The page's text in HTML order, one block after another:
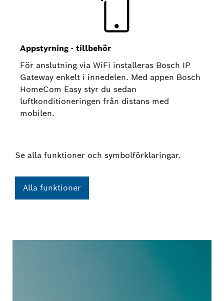
Appstyrning - tillbehör
För anslutning via WiFi installeras Bosch IP
Gateway enkelt i innedelen. Med appen Bosch
HomeCom Easy styr du sedan
luftkonditioneringen från distans med
mobilen.
Se alla funktioner och symbolförklaringar.
Alla funktioner